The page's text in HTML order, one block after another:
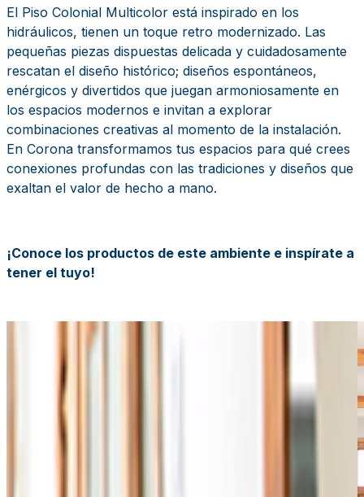
El Piso Colonial Multicolor está inspirado en los
hidráulicos, tienen un toque retro modernizado. Las
pequeñas piezas dispuestas delicada y cuidadosamente
rescatan el diseño histórico; diseños espontáneos,
enérgicos y divertidos que juegan armoniosamente en
los espacios modernos e invitan a explorar
combinaciones creativas al momento de la instalación.
En Corona transformamos tus espacios para qué crees
conexiones profundas con las tradiciones y diseños que
exaltan el valor de hecho a mano.
¡Conoce los productos de este ambiente e inspírate a
tener el tuyo!